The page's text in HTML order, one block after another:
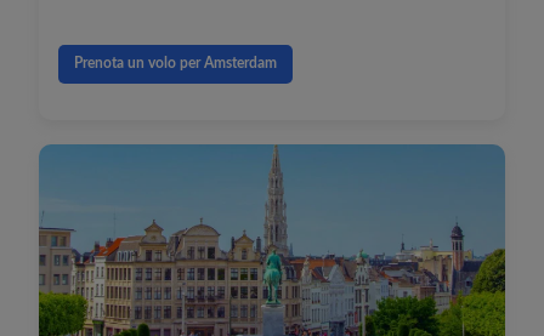
Prenota un volo per Amsterdam